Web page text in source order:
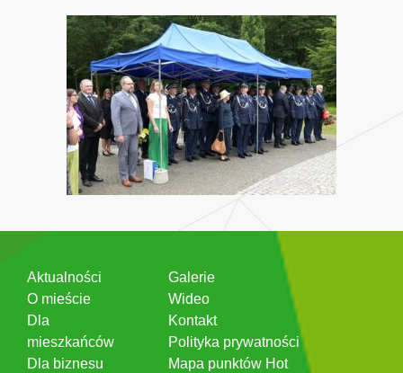
Aktualności
O mieście
Dla
mieszkańców
Dla biznesu
Galerie
Wideo
Kontakt
Polityka prywatności
Mapa punktów Hot